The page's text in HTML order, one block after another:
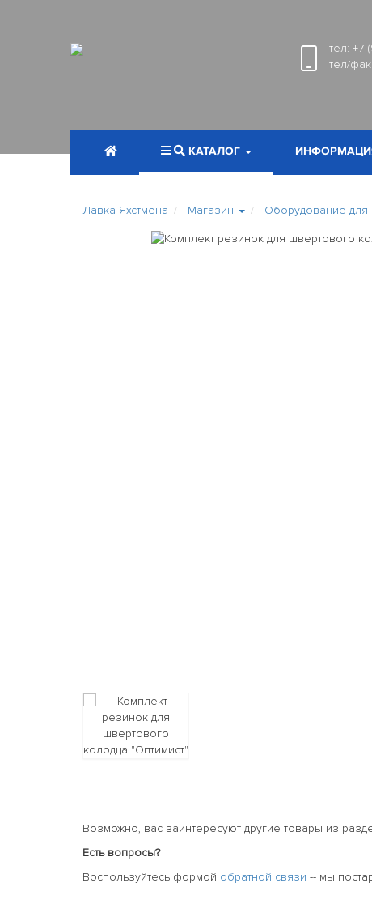
тел: +7
тел/
КАТАЛОГ
Лавка Яхстмена Магазин Оборудование для
Возможно, вас заинтересуют другие товары из
Есть вопросы?
Воспользуйтесь формой обратной связи -- мы